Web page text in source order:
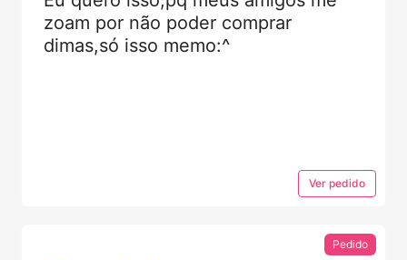
zoam por não poder comprar
dimas,só isso memo:^
Ver pedido
Pedido